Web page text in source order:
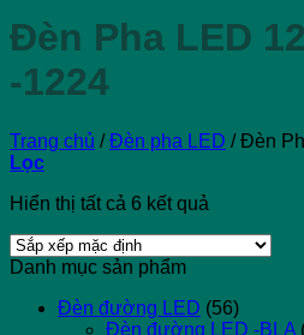
Đèn Pha LED
-1224
Trang chủ / Đèn pha LED /Đèn
Lọc
Hiển thị tất cả 6 kết quả
Danh mục sản phẩm
Đèn đường LED (56)
Đèn đường LED -BLA